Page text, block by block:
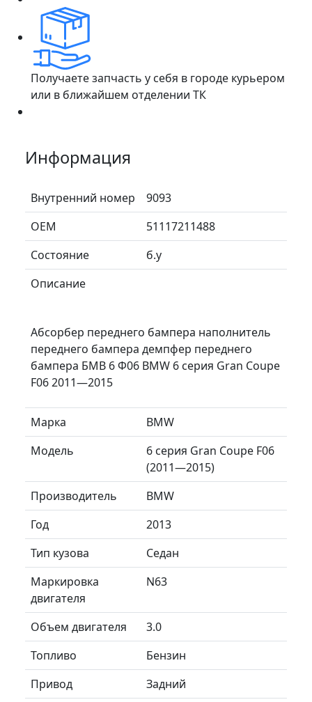
Получаете запчасть у себя в городе курьером
или в ближайшем отделении ТК
Информация
Внутренний номер
9093
ОЕМ
51117211488
Состояние
б.у
Описание
Абсорбер переднего бампера наполнитель
переднего бампера демпфер переднего
бампера БМВ 6 Ф06 BMW 6 серия Gran Coupe
F06 2011—2015
Марка
BMW
Модель
6 серия Gran Coupe F06
(2011—2015)
Производитель
BMW
Год
2013
Тип кузова
Седан
Маркировка
двигателя
N63
Объем двигателя
3.0
Топливо
Бензин
Привод
Задний